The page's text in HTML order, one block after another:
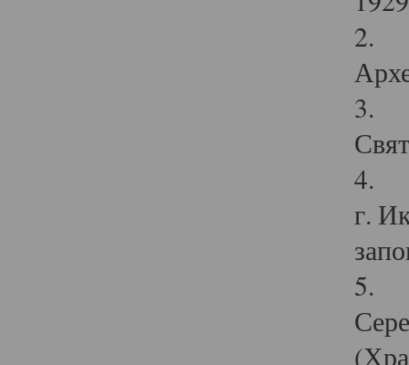
2.
3.
4.
г.
5.